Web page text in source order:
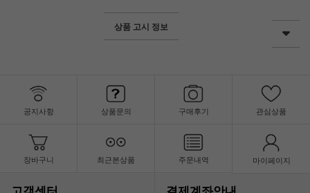
상품 고시 정보
공지사항 상품문의 구매후기 관심상품
장바구니 최근본상품 주문내역 마이페이지